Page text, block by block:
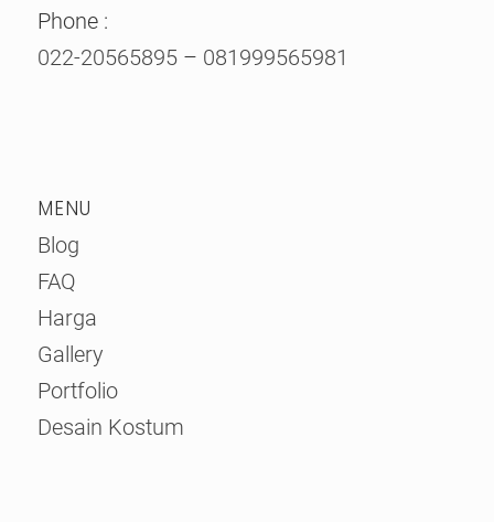
Phone :
022-20565895 – 081999565981
MENU
Blog
FAQ
Harga
Gallery
Portfolio
Desain Kostum